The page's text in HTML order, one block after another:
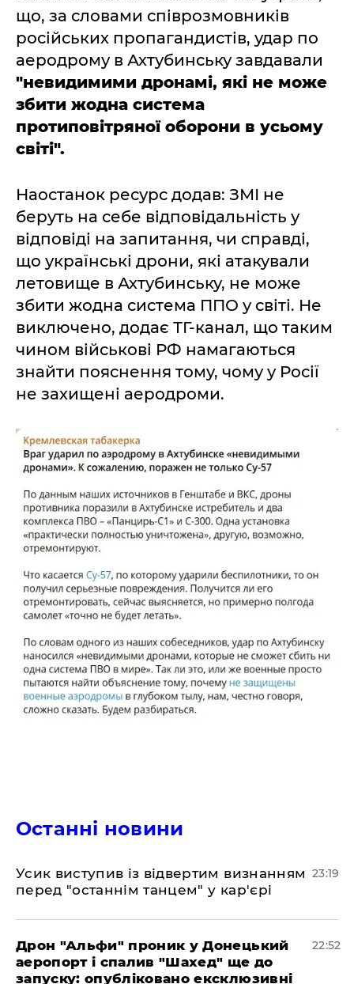
що, за словами співрозмовників
російських пропагандистів, удар по
аеродрому в Ахтубинську завдавали
"невидимими дронамі, які не може
збити жодна система
протиповітряної оборони в усьому
світі".
Наостанок ресурс додав: ЗМІ не
беруть на себе відповідальність у
відповіді на запитання, чи справді,
що українські дрони, які атакували
летовище в Ахтубинську, не може
збити жодна система ППО у світі. Не
виключено, додає ТГ-канал, що таким
чином військові РФ намагаються
знайти пояснення тому, чому у Росії
не захищені аеродроми.
Останні новини
​Усик виступив із відвертим визнанням
перед "останнім танцем" у кар'єрі
23:19
​Дрон "Альфи" проник у Донецький
аеропорт і спалив "Шахед" ще до
запуску: опубліковано ексклюзивні
22:52